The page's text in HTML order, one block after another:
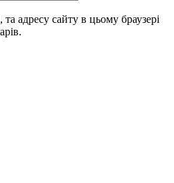
адресу сайту в цьому браузері